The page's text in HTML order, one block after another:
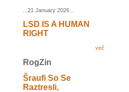
...21 January 2026...
LSD IS A HUMAN
RIGHT
več
RogZin
Šraufi So Se
Raztresli,